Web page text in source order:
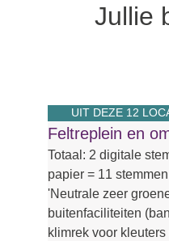
Jullie
UIT DEZE 12
Feltreplein en
Totaal: 2 digitale
papier = 11
'Neutrale zeer
buitenfaciliteiten
klimrek voor